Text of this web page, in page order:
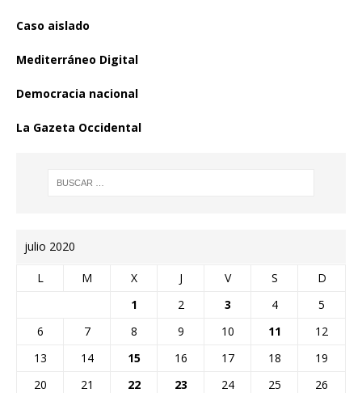
Caso aislado
Mediterráneo Digital
Democracia nacional
La Gazeta Occidental
julio 2020
L M X J V S D
1 2 3 4
5
6
7 8 9 10 11
12
13
14 15 16 17 18
19
20
21 22 23 24 25
26